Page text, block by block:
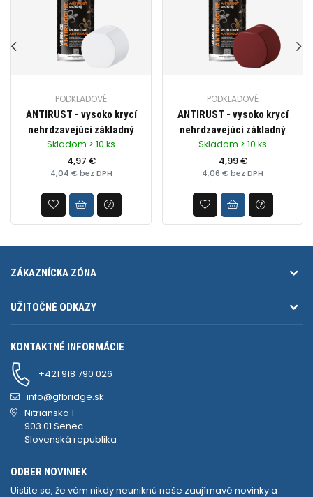
PODKLADOVÉ
ANTIRUST - vysoko krycí
nehrdzavejúci základný
náter (primer) na ochranu
kovových častí, zn. HQS
(biely), objem 400ml
Skladom > 10 ks
4,97 €
4,04 € bez DPH
PODKLADOVÉ
ANTIRUST - vysoko krycí
nehrdzavejúci základný
náter (primer) na ochranu
kovových častí, zn. HQS
(červený), objem 400ml
Skladom > 10 ks
4,99 €
4,06 € bez DPH
ZÁKAZNÍCKA ZÓNA
UŽITOČNÉ ODKAZY
KONTAKTNÉ INFORMÁCIE
+421 918 790 026
info@gfbridge.sk
Nitrianska 1
903 01 Senec
Slovenská republika
ODBER NOVINIEK
Uistite sa, že vám nikdy neuniknú naše zaujímavé novinky a